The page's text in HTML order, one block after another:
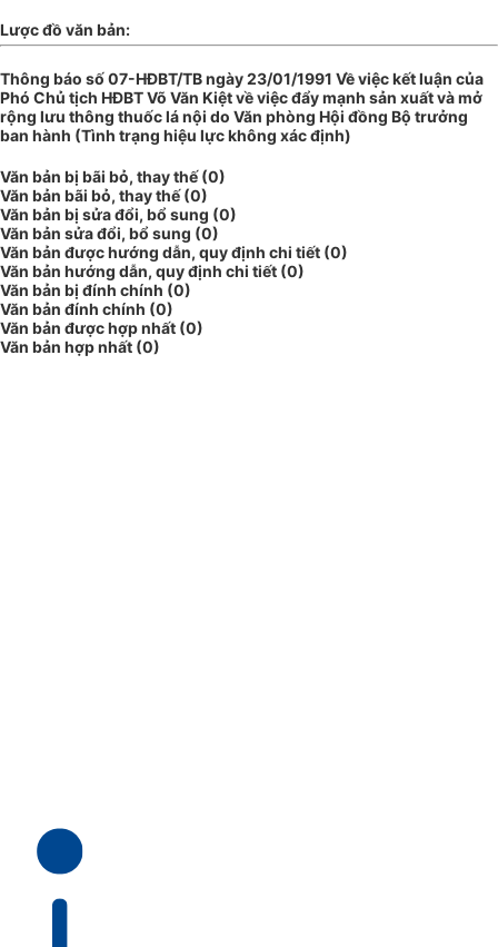
Lược đồ văn bản:
Thông báo số 07-HĐBT/TB ngày 23/01/1991 Về việc kết luận của
Phó Chủ tịch HĐBT Võ Văn Kiệt về việc đẩy mạnh sản xuất và mở
rộng lưu thông thuốc lá nội do Văn phòng Hội đồng Bộ trưởng
ban hành (Tình trạng hiệu lực không xác định)
Văn bản bị bãi bỏ, thay thế (0)
Văn bản bãi bỏ, thay thế (0)
Văn bản bị sửa đổi, bổ sung (0)
Văn bản sửa đổi, bổ sung (0)
Văn bản được hướng dẫn, quy định chi tiết (0)
Văn bản hướng dẫn, quy định chi tiết (0)
Văn bản bị đính chính (0)
Văn bản đính chính (0)
Văn bản được hợp nhất (0)
Văn bản hợp nhất (0)